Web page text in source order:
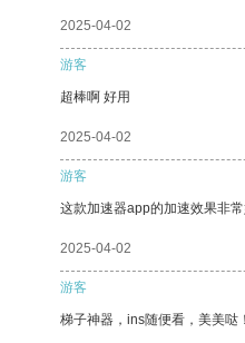
2025-04-02
游客
超棒啊 好用
2025-04-02
游客
这款加速器app的加速效果非
2025-04-02
游客
梯子神器，ins随便看，美美哒！